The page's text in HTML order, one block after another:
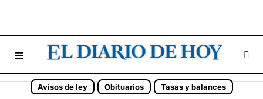
Avisos de ley Obituarios Tasas y balances